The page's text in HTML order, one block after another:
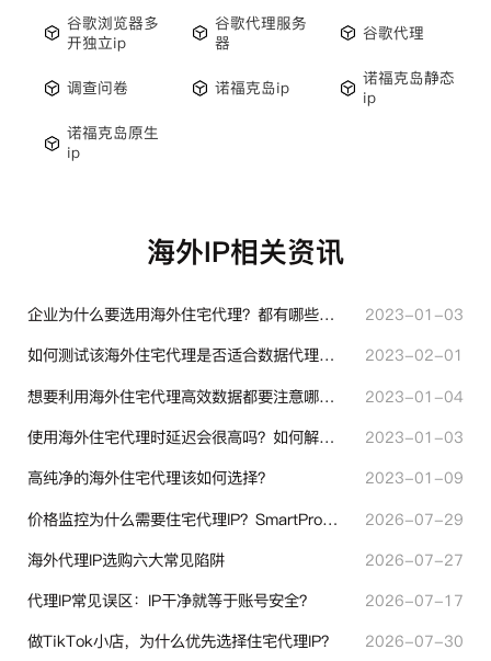
谷歌浏览器多
开独立ip
谷歌代理服务
器
谷歌代理
调查问卷 诺福克岛ip
诺福克岛静态
ip
诺福克岛原生
ip
海外IP相关资讯
企业为什么要选用海外住宅代理？都有哪些帮助？
2023-01-03
如何测试该海外住宅代理是否适合数据代理使用？
2023-02-01
想要利用海外住宅代理高效数据都要注意哪些地方？
2023-01-04
使用海外住宅代理时延迟会很高吗？如何解决？
2023-01-03
高纯净的海外住宅代理该如何选择？
2023-01-09
价格监控为什么需要住宅代理IP？SmartProxy助力跨境商家实现全球竞品数据采集
2026-07-29
海外代理IP选购六大常见陷阱
2026-07-27
代理IP常见误区：IP干净就等于账号安全？
2026-07-17
做TikTok小店，为什么优先选择住宅代理IP？
2026-07-30